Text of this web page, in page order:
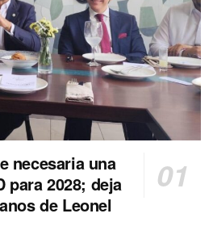
necesaria una
para 2028; deja
de Leonel